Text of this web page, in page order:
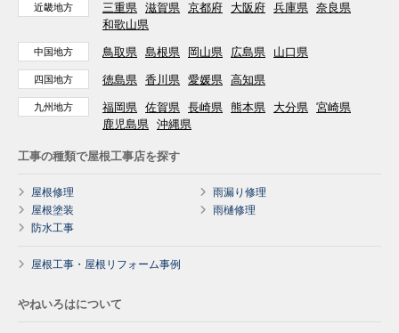
近畿地方 三重県 滋賀県 京都府 大阪府 兵庫県 奈良県
和歌山県
中国地方 鳥取県 島根県 岡山県 広島県 山口県
四国地方 徳島県 香川県 愛媛県 高知県
九州地方 福岡県 佐賀県 長崎県 熊本県 大分県 宮崎県
鹿児島県 沖縄県
工事の種類で屋根工事店を探す
屋根修理
雨漏り修理
屋根塗装
雨樋修理
防水工事
屋根工事・屋根リフォーム事例
やねいろはについて